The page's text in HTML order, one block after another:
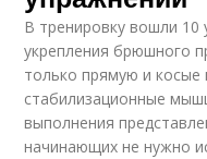
В тренировку вошли 10
укрепления брюшного
только прямую и
стабилизационные
выполнения
начинающих не нужно